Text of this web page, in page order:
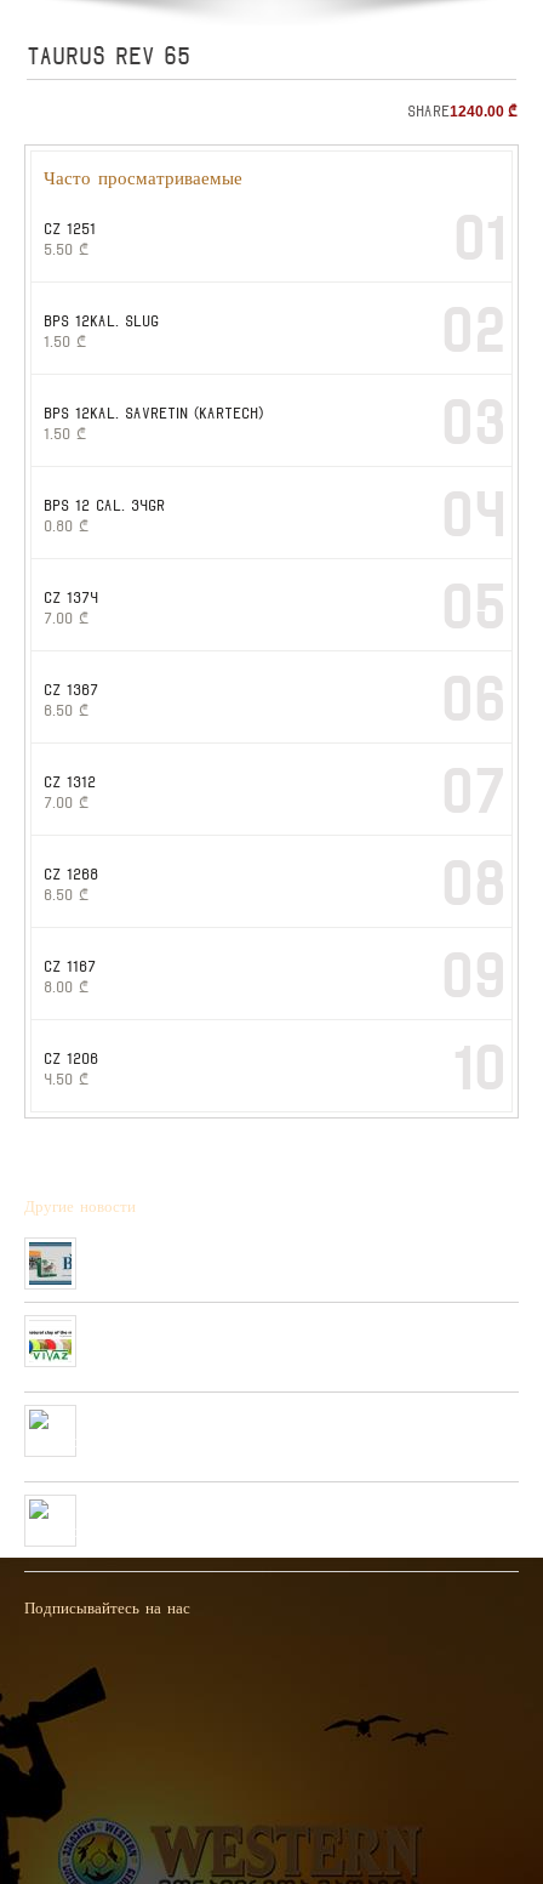
TAURUS REV 65
1240.00 ₾
Share
Часто просматриваемые
CZ 1251
5.50 ₾ 01
BPS 12kal. slug
1.50 ₾ 02
BPS 12kal. SAVRETIN (KARTECH)
1.50 ₾ 03
BPS 12 cal. 34gr
0.80 ₾ 04
CZ 1374
7.00 ₾ 05
CZ 1367
6.50 ₾ 06
CZ 1312
7.00 ₾ 07
CZ 1268
6.50 ₾ 08
CZ 1167
8.00 ₾ 09
CZ 1206
4.50 ₾ 10
Другие новости
Подписывайтесь на нас